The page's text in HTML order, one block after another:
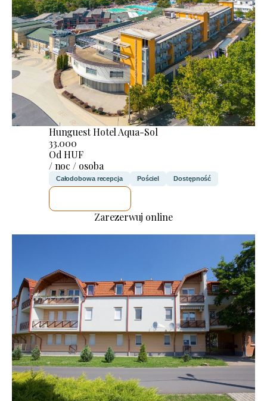
Hunguest Hotel Aqua-Sol
33.000
Od HUF
/ noc / osoba
Całodobowa recepcja Pościel Dostępność
Zarezerwuj online